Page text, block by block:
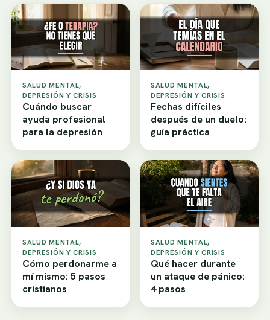
SALUD MENTAL,
DEPRESIÓN Y CRISIS
Cuándo buscar
ayuda profesional
para la depresión
SALUD MENTAL,
DEPRESIÓN Y CRISIS
Fechas difíciles
después de un duelo:
guía práctica
SALUD MENTAL,
DEPRESIÓN Y CRISIS
Cómo perdonarme a
mí mismo: 5 pasos
cristianos
SALUD MENTAL,
DEPRESIÓN Y CRISIS
Qué hacer durante
un ataque de pánico:
4 pasos